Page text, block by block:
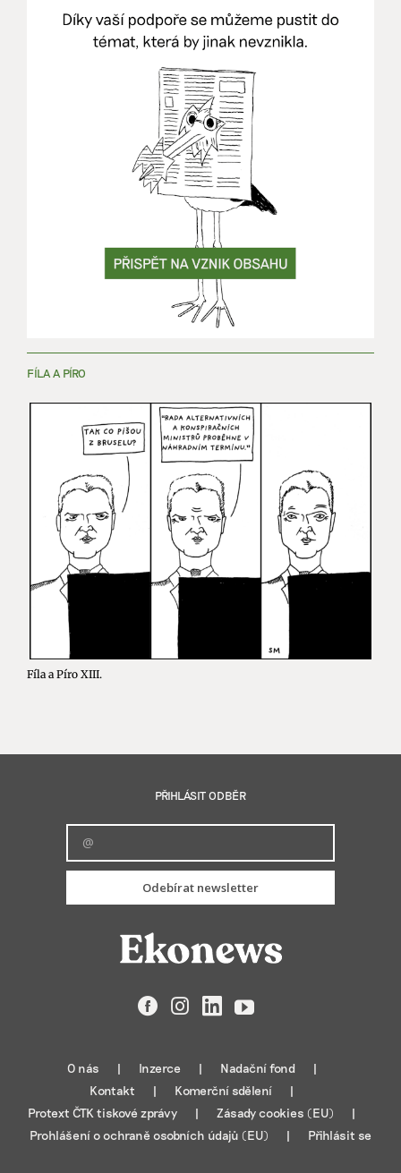
FÍLA A PÍRO
Fíla a Píro XIII.
PŘIHLÁSIT ODBĚR
Odebírat newsletter
FacebookInstagramLinkedIn
YouTube
O nás Inzerce
Nadační fond
Kontakt
Komerční sdělení
Protext ČTK tiskové zprávy
Zásady cookies (EU)
Prohlášení o ochraně osobních údajů (EU)
Přihlásit se